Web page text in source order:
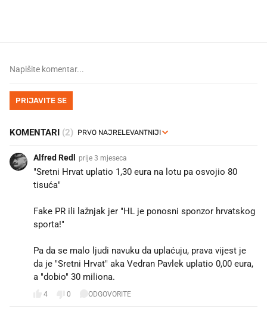
PRIJAVITE SE
KOMENTARI (2)
Alfred Redl prije 3 mjeseca
"Sretni Hrvat uplatio 1,30 eura na lotu pa osvojio 80
tisuća"
Fake PR ili lažnjak jer "HL je ponosni sponzor hrvatskog
sporta!"
Pa da se malo ljudi navuku da uplaćuju, prava vijest je
da je "Sretni Hrvat" aka Vedran Pavlek uplatio 0,00 eura,
a "dobio" 30 miliona.
4 0 ODGOVORITE